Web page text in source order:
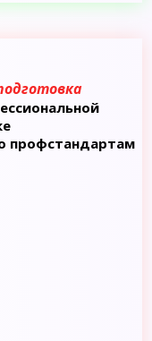
профстандартам